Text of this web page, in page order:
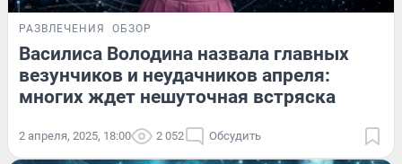
РАЗВЛЕЧЕНИЯ ОБЗОР
Василиса Володина назвала главных
везунчиков и неудачников апреля:
многих ждет нешуточная встряска
2 апреля, 2025, 18:00 2 052 Обсудить